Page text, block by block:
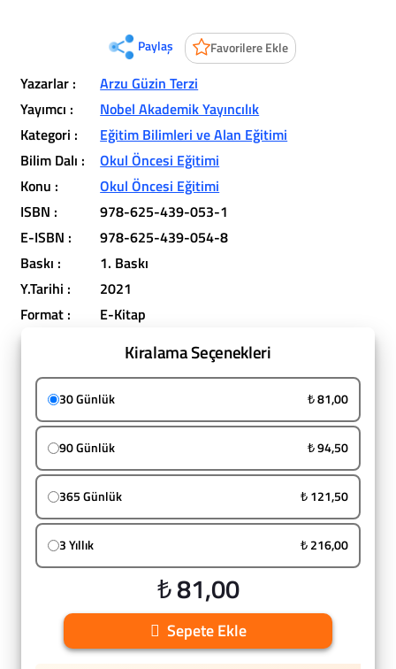
Paylaş Favorilere Ekle
Yazarlar :
Arzu Güzin Terzi
Yayımcı :
Nobel Akademik Yayıncılık
Kategori :
Eğitim Bilimleri ve Alan Eğitimi
Bilim Dalı :
Okul Öncesi Eğitimi
Konu :
Okul Öncesi Eğitimi
ISBN :
978-625-439-053-1
E-ISBN :
978-625-439-054-8
Baskı :
1. Baskı
Y.Tarihi :
2021
Format :
E-Kitap
Kiralama Seçenekleri
30 Günlük ₺ 81,00
90 Günlük ₺ 94,50
365 Günlük ₺ 121,50
3 Yıllık ₺ 216,00
₺ 81,00
Sepete Ekle